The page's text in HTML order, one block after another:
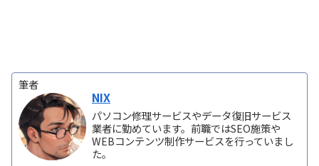
筆者
NIX
パソコン修理サービスやデータ復旧サービス
業者に勤めています。前職ではSEO施策や
WEBコンテンツ制作サービスを行っていまし
た。